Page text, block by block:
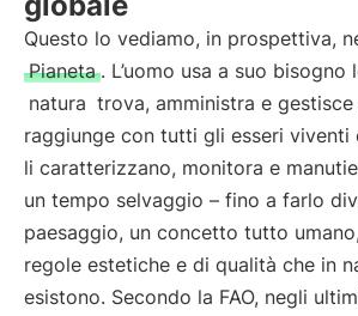
Questo lo vediamo, in prospettiva,
Pianeta . L’uomo usa a suo bisogno
natura trova, amministra e
raggiunge con tutti gli esseri viventi
li caratterizzano, monitora e
un tempo selvaggio – fino a farlo
paesaggio, un concetto tutto
regole estetiche e di qualità che in
esistono. Secondo la FAO, negli